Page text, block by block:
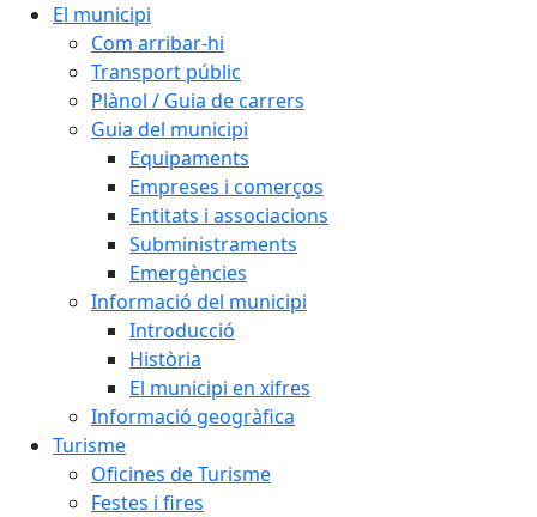
El municipi
Com arribar-hi
Transport públic
Plànol / Guia de carrers
Guia del municipi
Equipaments
Empreses i comerços
Entitats i associacions
Subministraments
Emergències
Informació del municipi
Introducció
Història
El municipi en xifres
Informació geogràfica
Turisme
Oficines de Turisme
Festes i fires